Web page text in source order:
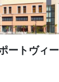
ートヴィ